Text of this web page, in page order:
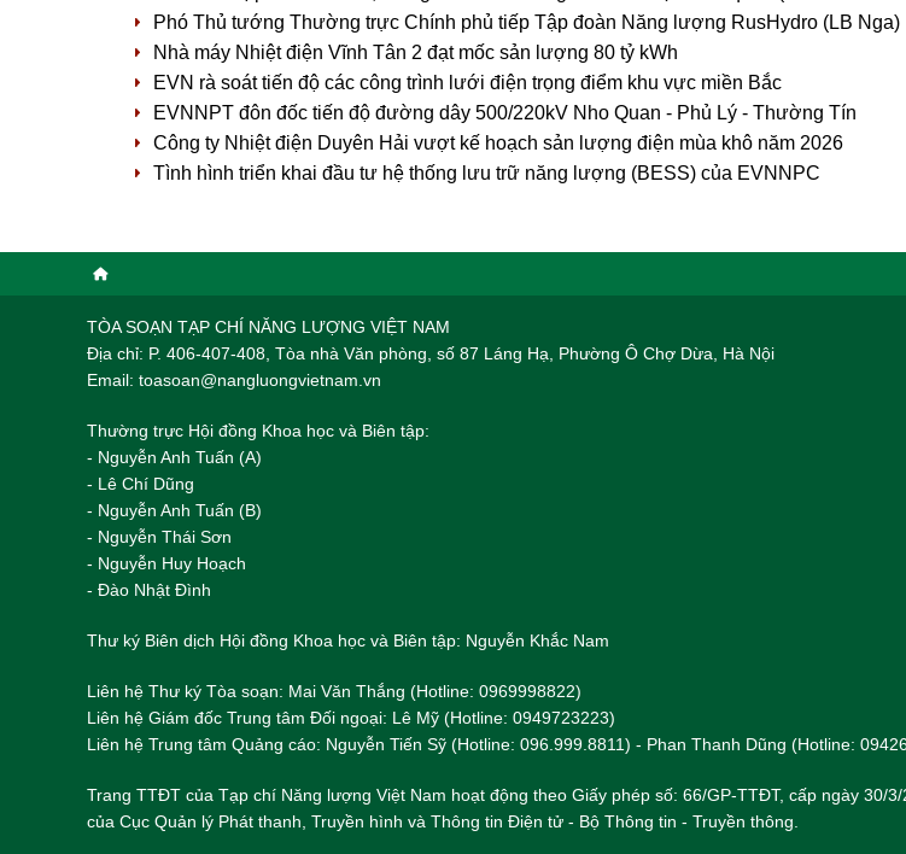
Phó Thủ tướng Thường trực Chính phủ tiếp Tập đoàn Năng lượng RusHydro (LB Nga)
Nhà máy Nhiệt điện Vĩnh Tân 2 đạt mốc sản lượng 80 tỷ kWh
EVN rà soát tiến độ các công trình lưới điện trọng điểm khu vực miền Bắc
EVNNPT đôn đốc tiến độ đường dây 500/220kV Nho Quan - Phủ Lý - Thường Tín
Công ty Nhiệt điện Duyên Hải vượt kế hoạch sản lượng điện mùa khô năm 2026
Tình hình triển khai đầu tư hệ thống lưu trữ năng lượng (BESS) của EVNNPC
TÒA SOẠN TẠP CHÍ NĂNG LƯỢNG VIỆT NAM
Địa chỉ: P. 406-407-408, Tòa nhà Văn phòng, số 87 Láng Hạ, Phường Ô Chợ Dừa, Hà Nội
Email: toasoan@nangluongvietnam.vn
Thường trực Hội đồng Khoa học và Biên tập:
​​​​​​- Nguyễn Anh Tuấn (A)
- Lê Chí Dũng
- Nguyễn Anh Tuấn (B)
- Nguyễn Thái Sơn
- Nguyễn Huy Hoạch
- Đào Nhật Đình
Thư ký Biên dịch Hội đồng Khoa học và Biên tập: Nguyễn Khắc Nam
Liên hệ Thư ký Tòa soạn: Mai Văn Thắng (Hotline: 0969998822)
Liên hệ Giám đốc Trung tâm Đối ngoại: Lê Mỹ (Hotline: 0949723223)
Liên hệ Trung tâm Quảng cáo: Nguyễn Tiến Sỹ (Hotline: 096.999.8811) - Phan Thanh Dũng (Hotline:
Trang TTĐT của Tạp chí Năng lượng Việt Nam hoạt động theo Giấy phép số: 66/GP-TTĐT, cấp ngày 30/3/
của Cục Quản lý Phát thanh, Truyền hình và Thông tin Điện tử - Bộ Thông tin - Truyền thông.